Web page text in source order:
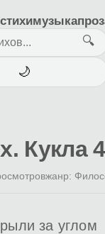
стихимузыка
🔍
🌙
Кукла 4
жанр:
за углом